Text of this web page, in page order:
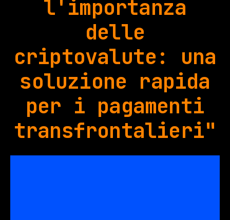
l'importanza
delle
criptovalute: una
soluzione rapida
per i pagamenti
transfrontalieri"